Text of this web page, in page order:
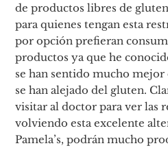
de productos libres de
para quienes tengan esta
por opción prefieran
productos ya que he
se han sentido mucho mejor
se han alejado del gluten.
visitar al doctor para ver las
volviendo esta excelente
Pamela’s, podrán mucho